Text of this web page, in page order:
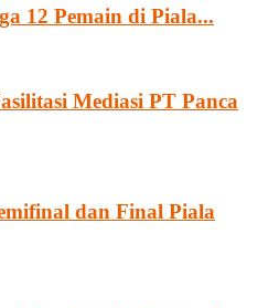
12 Pemain di Piala...
Mediasi PT Panca
dan Final Piala